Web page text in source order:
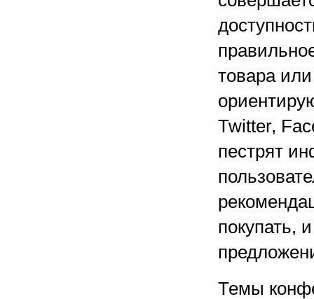
товара
Twitter,
пестрят
покупать,
Темы